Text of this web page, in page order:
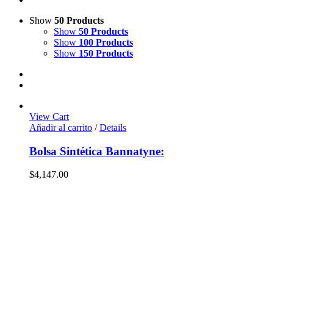
Show 50 Products
Show 50 Products
Show 100 Products
Show 150 Products
View Cart
Añadir al carrito / Details
Bolsa Sintética Bannatyne:
$4,147.00